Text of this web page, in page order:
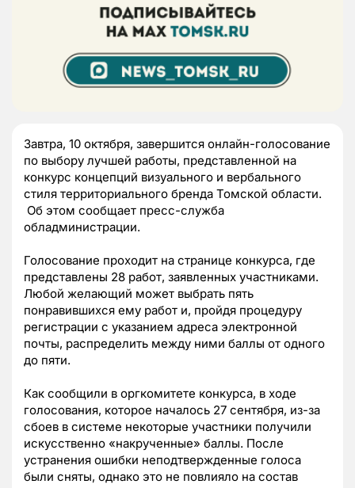
Завтра, 10 октября, завершится онлайн-голосование
по выбору лучшей работы, представленной на
конкурс концепций визуального и вербального
стиля территориального бренда Томской области.
Об этом сообщает пресс-служба
обладминистрации.
Голосование проходит на странице конкурса, где
представлены 28 работ, заявленных участниками.
Любой желающий может выбрать пять
понравившихся ему работ и, пройдя процедуру
регистрации с указанием адреса электронной
почты, распределить между ними баллы от одного
до пяти.
Как сообщили в оргкомитете конкурса, в ходе
голосования, которое началось 27 сентября, из-за
сбоев в системе некоторые участники получили
искусственно «накрученные» баллы. После
устранения ошибки неподтвержденные голоса
были сняты, однако это не повлияло на состав